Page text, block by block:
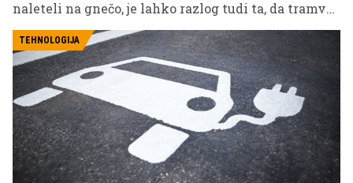
naleteli na gnečo, je lahko razlog tudi ta, da tramvaj
vozi lepa Iva Pandžić.
TEHNOLOGIJA